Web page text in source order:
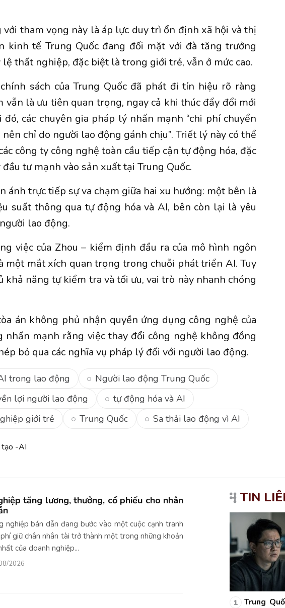
với tham vọng này là áp lực duy trì ổn định xã hội và thị
kinh tế Trung Quốc đang đối mặt với đà tăng trưởng
thất nghiệp, đặc biệt là trong giới trẻ, vẫn ở mức cao.
sách của Trung Quốc đã phát đi tín hiệu rõ ràng
vẫn là ưu tiên quan trọng, ngay cả khi thúc đẩy đổi mới
các chuyên gia pháp lý nhấn mạnh “chi phí chuyển
chỉ do người lao động gánh chịu”. Triết lý này có thể
công ty công nghệ toàn cầu tiếp cận tự động hóa, đặc
tư mạnh vào sản xuất tại Trung Quốc.
ánh trực tiếp sự va chạm giữa hai xu hướng: một bên là
suất thông qua tự động hóa và AI, bên còn lại là yêu
lao động.
việc của Zhou – kiểm định đầu ra của mô hình ngôn
một mắt xích quan trọng trong chuỗi phát triển AI. Tuy
khả năng tự kiểm tra và tối ưu, vai trò này nhanh chóng
án không phủ nhận quyền ứng dụng công nghệ của
nhấn mạnh rằng việc thay đổi công nghệ không đồng
bỏ qua các nghĩa vụ pháp lý đối với người lao động.
trong lao động
Người lao động Trung Quốc
lợi người lao động
tự động hóa và AI
giới trẻ
Trung Quốc Sa thải lao động vì AI
tạo -AI
tăng lương, thưởng, cổ phiếu cho nhân
nghiệp bán dẫn đang bước vào một cuộc cạnh tranh
giữ chân nhân tài trở thành một trong những khoản
của doanh nghiệp...
2026
TIN
1
Trung